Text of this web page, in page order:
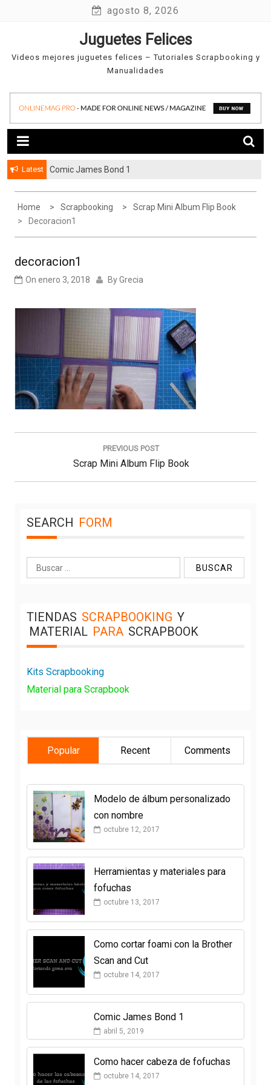
agosto 8, 2026
Juguetes Felices
Videos mejores juguetes felices – Tutoriales Scrapbooking y
Manualidades
Latest Comic James Bond 1
Home Scrapbooking
Scrap Mini Album Flip Book
Decoracion1
decoracion1
On enero 3, 2018 ByGrecia
Navegación
PREVIOUS POST
Previous
Post:
Scrap Mini Album Flip Book
SEARCH FORM
Buscar:
TIENDAS SCRAPBOOKING Y
MATERIAL PARA SCRAPBOOK
Kits Scrapbooking
Material para Scrapbook
Popular Recent Comments
Modelo de álbum personalizado
con nombre
octubre 12, 2017
Herramientas y materiales para
fofuchas
octubre 13, 2017
Como cortar foami con la Brother
Scan and Cut
octubre 14, 2017
Comic James Bond 1
abril 5, 2019
Como hacer cabeza de fofuchas
octubre 14, 2017